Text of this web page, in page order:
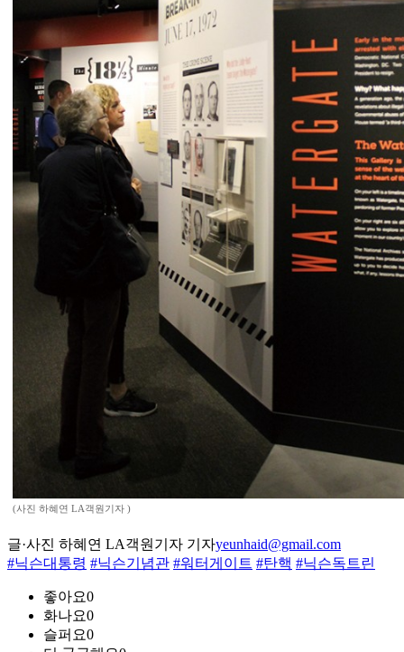
(사진 하혜연 LA객원기자 )
글·사진 하혜연 LA객원기자 기자yeunhaid@gmail.com
#닉슨대통령 #닉슨기념관 #워터게이트 #탄핵 #닉슨독트린
좋아요0
화나요0
슬퍼요0